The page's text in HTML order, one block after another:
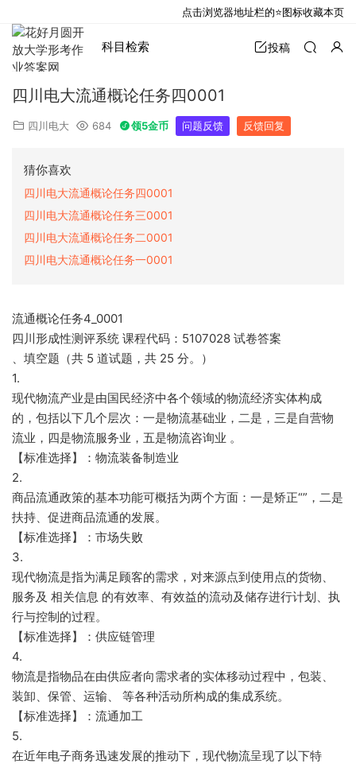
科目检索 投稿
四川电大流通概论任务四0001
四川电大 684 领5金币 问题反馈 反馈回复
猜你喜欢
四川电大流通概论任务四0001
四川电大流通概论任务三0001
四川电大流通概论任务二0001
四川电大流通概论任务一0001
流通概论任务4_0001
四川形成性测评系统 课程代码：5107028 试卷答案
、填空题（共 5 道试题，共 25 分。）
1.
现代物流产业是由国民经济中各个领域的物流经济实体构成
的，包括以下几个层次：一是物流基础业，二是，三是自营物
流业，四是物流服务业，五是物流咨询业 。
【标准选择】：物流装备制造业
2.
商品流通政策的基本功能可概括为两个方面：一是矫正“”，二是
扶持、促进商品流通的发展。
【标准选择】：市场失败
3.
现代物流是指为满足顾客的需求，对来源点到使用点的货物、
服务及 相关信息 的有效率、有效益的流动及储存进行计划、执
行与控制的过程。
【标准选择】：供应链管理
4.
物流是指物品在由供应者向需求者的实体移动过程中，包装、
装卸、保管、运输、 等各种活动所构成的集成系统。
【标准选择】：流通加工
5.
在近年电子商务迅速发展的推动下，现代物流呈现了以下特
点击浏览器地址栏的⭐图标收藏本页